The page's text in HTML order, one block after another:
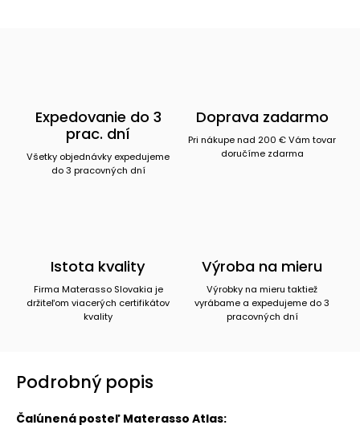
Expedovanie do 3
prac. dní
Všetky objednávky expedujeme
do 3 pracovných dní
Doprava zadarmo
Pri nákupe nad 200 € Vám tovar
doručíme zdarma
Istota kvality
Firma Materasso Slovakia je
držiteľom viacerých certifikátov
kvality
Výroba na mieru
Výrobky na mieru taktiež
vyrábame a expedujeme do 3
pracovných dní
Podrobný popis
Čalúnená posteľ Materasso Atlas: